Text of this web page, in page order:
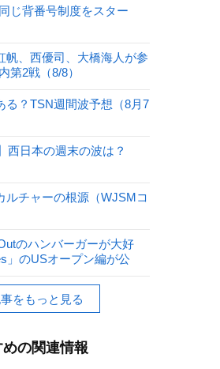
じ背番号制度をスター
帆、西優司、大橋海人が参
第2戦（8/8）
る？TSN週間波予想（8月7
西日本の週末の波は？
ルチャーの根源（WJSMコ
のハンバーガーが大好
」のUSオープン編が公
をもっと見る
の関連情報